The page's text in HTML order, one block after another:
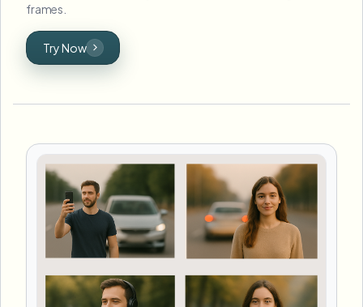
frames.
Try Now